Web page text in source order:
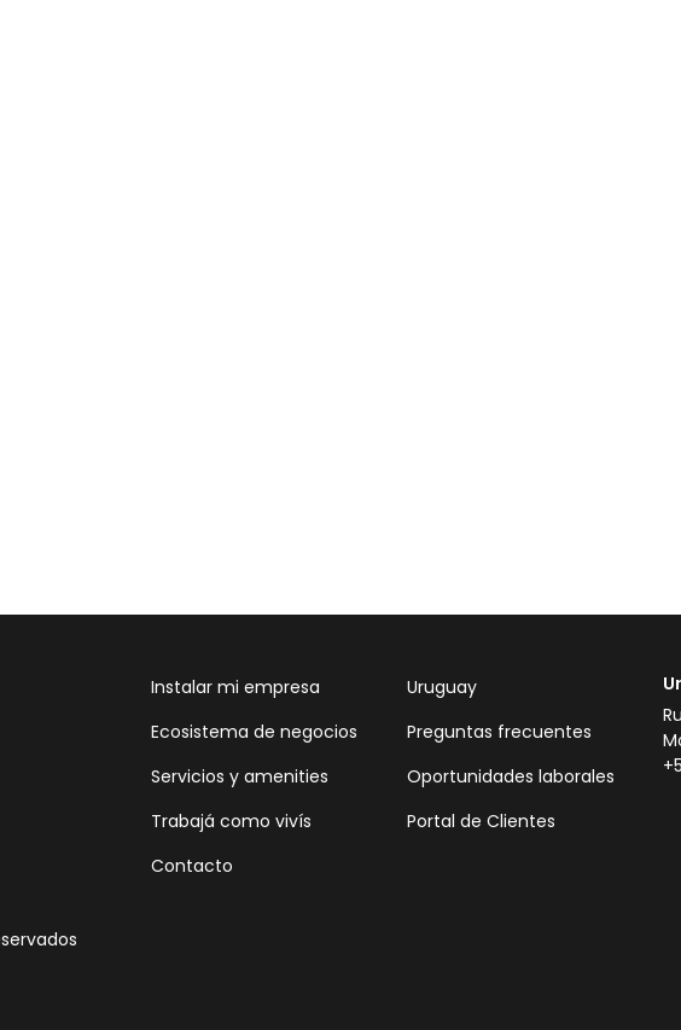
Instalar mi empresa
Ecosistema de negocios
Servicios y amenities
Trabajá como vivís
Contacto
Uruguay
Preguntas frecuentes
Oportunidades laborales
Portal de Clientes